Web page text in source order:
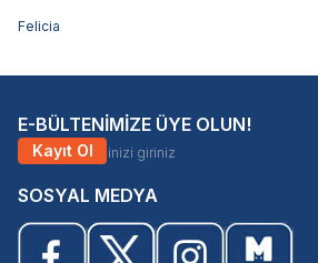
Felicia
E-BÜLTENİMİZE ÜYE OLUN!
Kayıt Ol
SOSYAL MEDYA